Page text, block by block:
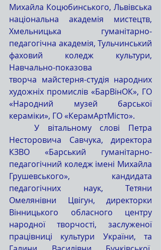
Михайла Коцюбинського, Львівська
національна академія мистецтв,
Хмельницька гуманітарно-
педагогічна академія, Тульчинський
фаховий коледж культури,
Навчально-показова
творча майстерня-студія народних
художніх промислів «БарВінОК», ГО
«Народний музей барської
кераміки», ГО «КерамАртМісто».
У вітальному слові Петра
Несторовича Савчука, директора
КЗВО «Барський гуманітарно-
педагогічний коледж імені Михайла
Грушевського», кандидата
педагогічних наук, Тетяни
Омелянівни Цвігун, директорки
Вінницького обласного центру
народної творчості, заслуженої
працівниці культури України, та